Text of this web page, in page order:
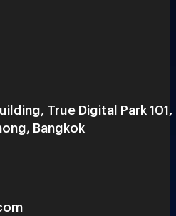
True Digital Park 101,
Bangkok